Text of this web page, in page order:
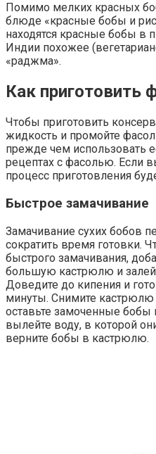
Помимо мелких красных
блюде «красные бобы и
находятся красные бобы в
Индии похожее
«раджма».
Как приготовить
Чтобы приготовить
жидкость и промойте
прежде чем использовать
рецептах с фасолью. Если
процесс приготовления
Быстрое замачивание
Замачивание сухих бобов
сократить время готовки.
быстрого замачивания,
большую кастрюлю и
Доведите до кипения и
минуты. Снимите кастрюлю
оставьте замоченные бобы
вылейте воду, в которой
верните бобы в кастрюлю.